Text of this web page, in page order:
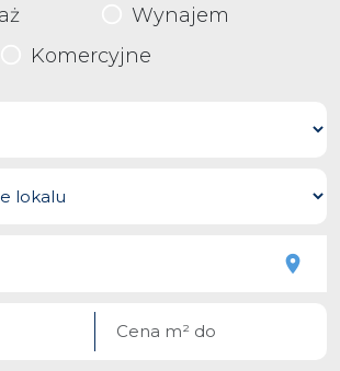
Wynajem
Komercyjne